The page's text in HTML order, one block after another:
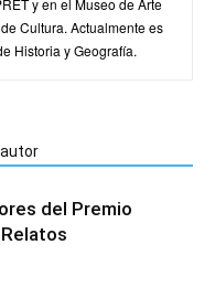
y en el Museo de Arte
Cultura. Actualmente es
Historia y Geografía.
del Premio